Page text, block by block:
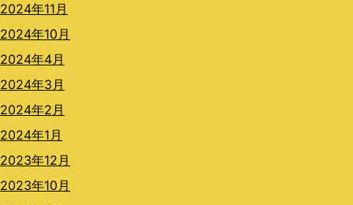
2024年11月
2024年10月
2024年4月
2024年3月
2024年2月
2024年1月
2023年12月
2023年10月